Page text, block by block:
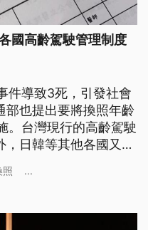
國高齡駕駛管理制度
件導致3死，引發社會
部也提出要將換照年齡
。台灣現行的高齡駕駛
日韓等其他各國又是
照 ...